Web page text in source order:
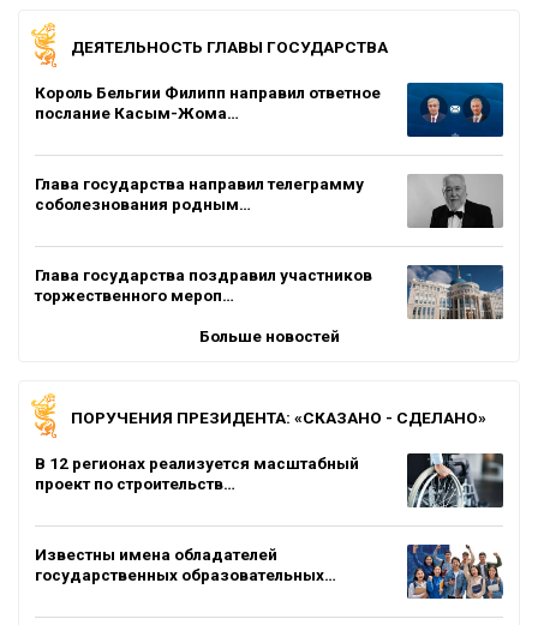
ДЕЯТЕЛЬНОСТЬ ГЛАВЫ ГОСУДАРСТВА
Король Бельгии Филипп направил ответное
послание Касым-Жома…
Глава государства направил телеграмму
соболезнования родным…
Глава государства поздравил участников
торжественного мероп…
Больше новостей
ПОРУЧЕНИЯ ПРЕЗИДЕНТА: «СКАЗАНО - СДЕЛАНО»
В 12 регионах реализуется масштабный
проект по строительств…
Известны имена обладателей
государственных образовательных…